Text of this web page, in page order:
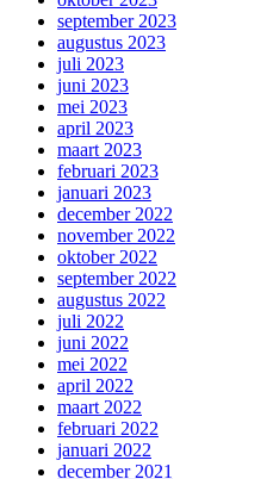
september 2023
augustus 2023
juli 2023
juni 2023
mei 2023
april 2023
maart 2023
februari 2023
januari 2023
december 2022
november 2022
oktober 2022
september 2022
augustus 2022
juli 2022
juni 2022
mei 2022
april 2022
maart 2022
februari 2022
januari 2022
december 2021